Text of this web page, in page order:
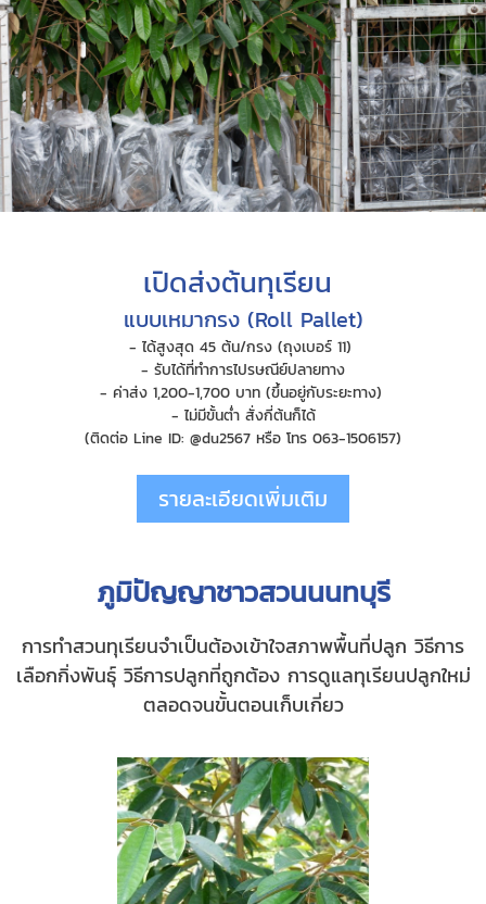
เปิดส่งต้นทุเรียน
แบบเหมากรง (Roll Pallet)
- ได้สูงสุด 45 ต้น/กรง (ถุงเบอร์ 11)
- รับได้ที่ทำการไปรษณีย์ปลายทาง
- ค่าส่ง 1,200-1,700 บาท (ขึ้นอยู่กับระยะทาง)
- ไม่มีขั้นต่ำ สั่งกี่ต้นก็ได้
(ติดต่อ Line ID: @du2567 หรือ โทร 063-1506157)
รายละเอียดเพิ่มเติม
ภูมิปัญญาชาวสวนนนทบุรี
การทำสวนทุเรียนจำเป็นต้องเข้าใจสภาพพื้นที่ปลูก วิธีการ
เลือกกิ่งพันธุ์ วิธีการปลูกที่ถูกต้อง การดูแลทุเรียนปลูกใหม่
ตลอดจนขั้นตอนเก็บเกี่ยว